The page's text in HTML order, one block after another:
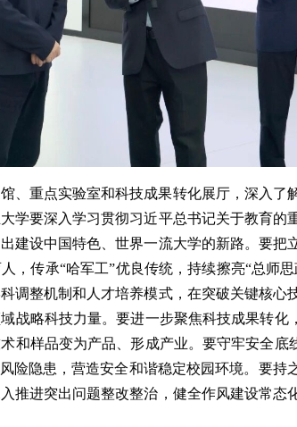
、重点实验室和科技成果转化展厅，深入了
学要深入学习贯彻习近平总书记关于教育的
建设中国特色、世界一流大学的新路。要把
，传承“哈军工”优良传统，持续擦亮“总师
调整机制和人才培养模式，在突破关键核心
战略科技力量。要进一步聚焦科技成果转化
和样品变为产品、形成产业。要守牢安全底
险隐患，营造安全和谐稳定校园环境。要持
推进突出问题整改整治，健全作风建设常态